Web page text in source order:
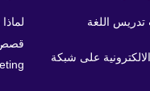
قصص
اللغة
على شبكة